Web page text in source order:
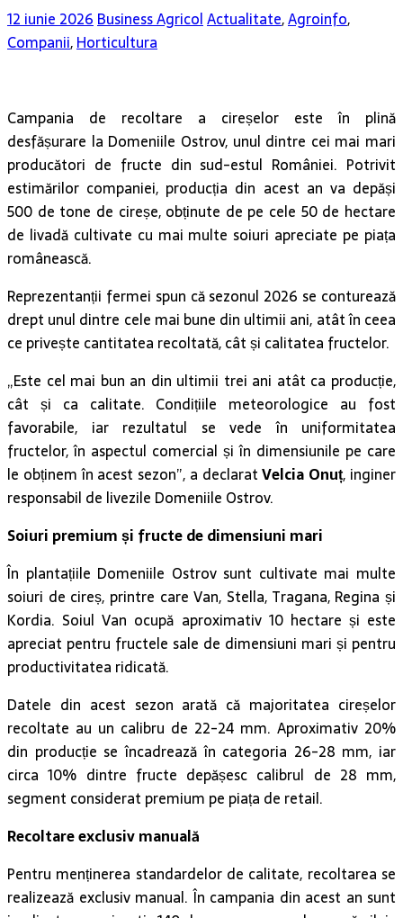
12 iunie 2026Business AgricolActualitate,Agroinfo,
Companii,Horticultura
Campania de recoltare a cireșelor este în plină
desfășurare la Domeniile Ostrov, unul dintre cei mai mari
producători de fructe din sud-estul României. Potrivit
estimărilor companiei, producția din acest an va depăși
500 de tone de cireșe, obținute de pe cele 50 de hectare
de livadă cultivate cu mai multe soiuri apreciate pe piața
românească.
Reprezentanții fermei spun că sezonul 2026 se conturează
drept unul dintre cele mai bune din ultimii ani, atât în ceea
ce privește cantitatea recoltată, cât și calitatea fructelor.
„Este cel mai bun an din ultimii trei ani atât ca producție,
cât și ca calitate. Condițiile meteorologice au fost
favorabile, iar rezultatul se vede în uniformitatea
fructelor, în aspectul comercial și în dimensiunile pe care
le obținem în acest sezon”, a declaratVelcia Onuț, inginer
responsabil de livezile Domeniile Ostrov.
Soiuri premium și fructe de dimensiuni mari
În plantațiile Domeniile Ostrov sunt cultivate mai multe
soiuri de cireș, printre care Van, Stella, Tragana, Regina și
Kordia. Soiul Van ocupă aproximativ 10 hectare și este
apreciat pentru fructele sale de dimensiuni mari și pentru
productivitatea ridicată.
Datele din acest sezon arată că majoritatea cireșelor
recoltate au un calibru de 22-24 mm. Aproximativ 20%
din producție se încadrează în categoria 26-28 mm, iar
circa 10% dintre fructe depășesc calibrul de 28 mm,
segment considerat premium pe piața de retail.
Recoltare exclusiv manuală
Pentru menținerea standardelor de calitate, recoltarea se
realizează exclusiv manual. În campania din acest an sunt